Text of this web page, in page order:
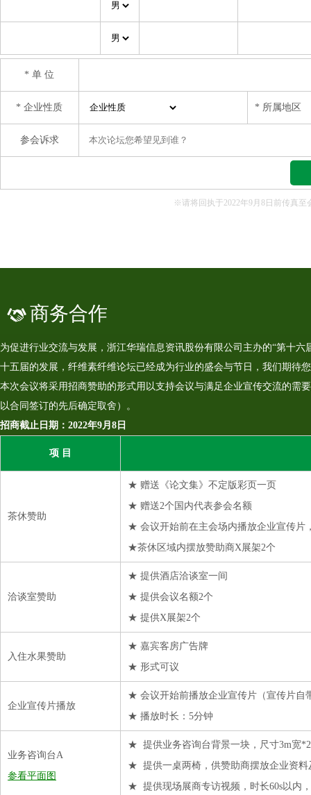
* 单 位
* 企业性质 * 所属地区
参会诉求
※请将回执于2022年9月8日前传真
商务合作
为促进行业交流与发展，浙江华瑞信息资讯股份有限公司主办的“第十
十五届的发展，纤维素纤维论坛已经成为行业的盛会与节日，我们期待
本次会议将采用招商赞助的形式用以支持会议与满足企业宣传交流的需
以合同签订的先后确定取舍）。
招商截止日期：2022年9月8日
项 目
茶休赞助
★ 赠送《论文集》不定版彩页一页
★ 赠送2个国内代表参会名额
★ 会议开始前在主会场内播放企业宣传片
★茶休区域内摆放赞助商X展架2个
洽谈室赞助
★ 提供酒店洽谈室一间
★ 提供会议名额2个
★ 提供X展架2个
入住水果赞助
★ 嘉宾客房广告牌
★ 形式可议
企业宣传片播放
★ 会议开始前播放企业宣传片（宣传片自
★ 播放时长：5分钟
业务咨询台A
参看平面图
★ 提供业务咨询台背景一块，尺寸3m宽
★ 提供一桌两椅，供赞助商摆放企业资料
★ 提供现场展商专访视频，时长60s以内